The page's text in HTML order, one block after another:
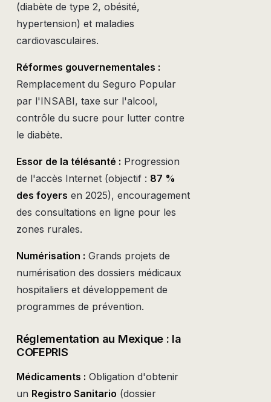
(diabète de type 2, obésité,
hypertension) et maladies
cardiovasculaires.
Réformes gouvernementales :
Remplacement du Seguro Popular
par l'INSABI, taxe sur l'alcool,
contrôle du sucre pour lutter contre
le diabète.
Essor de la télésanté : Progression
de l'accès Internet (objectif : 87 %
des foyers en 2025), encouragement
des consultations en ligne pour les
zones rurales.
Numérisation : Grands projets de
numérisation des dossiers médicaux
hospitaliers et développement de
programmes de prévention.
Réglementation au Mexique : la
COFEPRIS
Médicaments : Obligation d'obtenir
un Registro Sanitario (dossier